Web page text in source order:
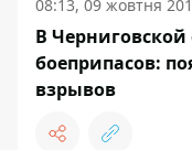
08:13, 09 жовтня
В Черниговской
боеприпасов:
взрывов